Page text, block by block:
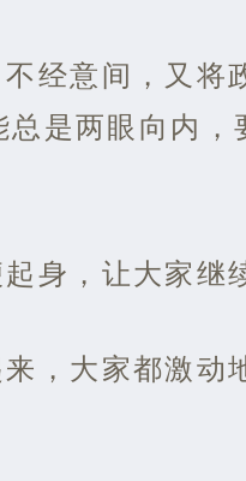
经意间，又将
是两眼向内，
身，让大家继
，大家都激动